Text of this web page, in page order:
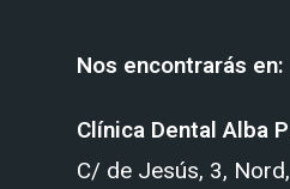
Nos encontrarás en:
Clínica Dental Alba
C/ de Jesús, 3,